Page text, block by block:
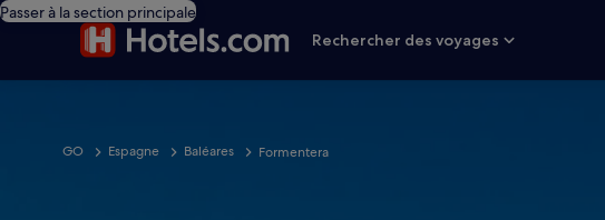
Passer à la section principale
Rechercher des voyages
GO Espagne Baléares Formentera